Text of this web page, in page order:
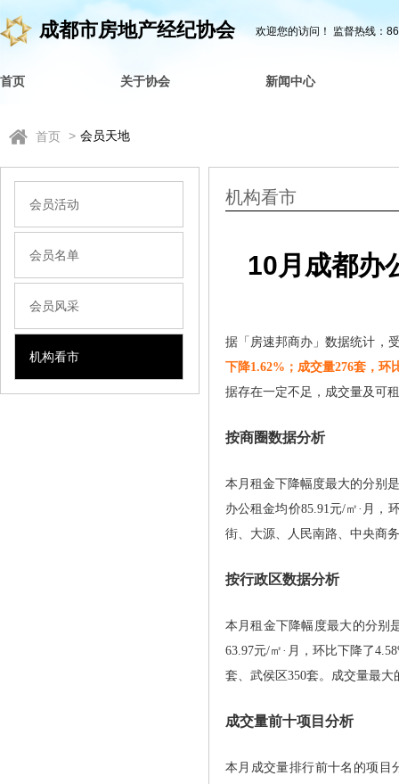
成都市房地产经纪协会 欢迎您的访问！ 监督热线：
首页 关于协会 新闻中心
首页 > 会员天地
会员活动
会员名单
会员风采
机构看市
机构看市
10月成都办
据「房速邦商办」数据统计，
下降1.62% ； 成交量276套，环
据存在一定不足，成交量及可
按商圈数据分析
本月租金下降幅度最大的分别
办公租金均价85.91元/㎡·月，
街、大源、人民南路、中央商
按行政区数据分析
本月租金下降幅度最大的分别
63.97元/㎡·月，环比下降了
套、武侯区350套。成交量最
成交量前十项目分析
本月成交量排行前十名的项目